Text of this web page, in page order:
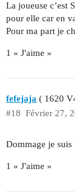
La joueuse c’est
pour elle car en
Pour ma part je
1 « J'aime »
fefejaja ( 1620
Février 27,
#18
Dommage je
1 « J'aime »